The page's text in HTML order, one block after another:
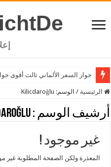
جواز السفر الألماني ثالث أقوى
الرئيسية / الوسم: Kilicdaroğlu
أرشيف الوسم :
غير موجود !
المعذرة ولكن الصفحة المطلوبة